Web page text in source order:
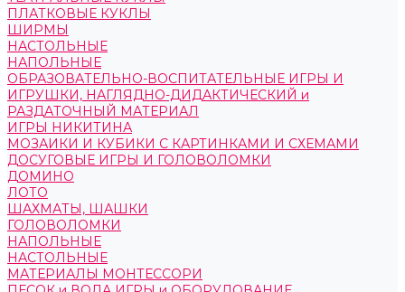
ПЛАТКОВЫЕ КУКЛЫ
ШИРМЫ
НАСТОЛЬНЫЕ
НАПОЛЬНЫЕ
ОБРАЗОВАТЕЛЬНО-ВОСПИТАТЕЛЬНЫЕ ИГРЫ И
ИГРУШКИ, НАГЛЯДНО-ДИДАКТИЧЕСКИЙ и
РАЗДАТОЧНЫЙ МАТЕРИАЛ
ИГРЫ НИКИТИНА
МОЗАИКИ И КУБИКИ С КАРТИНКАМИ И СХЕМАМИ
ДОСУГОВЫЕ ИГРЫ И ГОЛОВОЛОМКИ
ДОМИНО
ЛОТО
ШАХМАТЫ, ШАШКИ
ГОЛОВОЛОМКИ
НАПОЛЬНЫЕ
НАСТОЛЬНЫЕ
МАТЕРИАЛЫ МОНТЕССОРИ